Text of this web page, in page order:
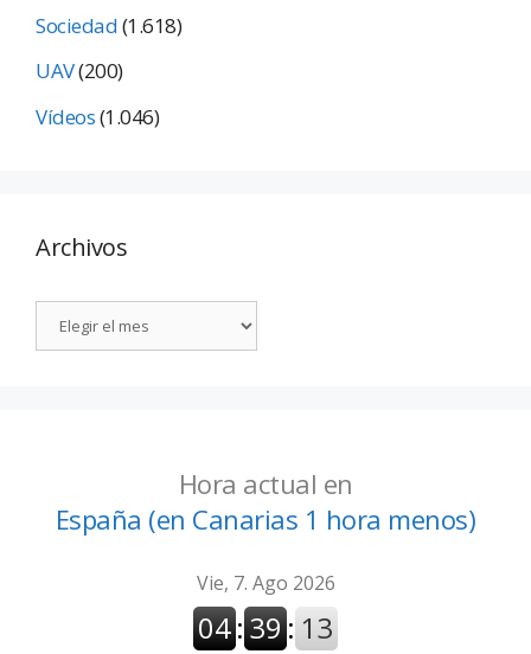
Sociedad(1.618)
UAV(200)
Vídeos(1.046)
Archivos
Hora actual en
España (en Canarias 1 hora menos)